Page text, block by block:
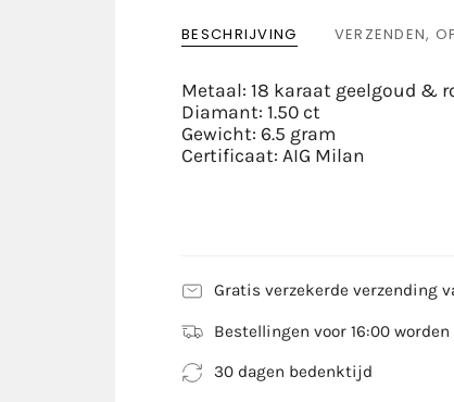
BESCHRIJVING VERZENDEN,
Metaal: 18 karaat geelgoud &
Diamant: 1.50 ct
Gewicht: 6.5 gram
Certificaat: AIG Milan
Gratis verzekerde verzending
Bestellingen voor 16:00
30 dagen bedenktijd